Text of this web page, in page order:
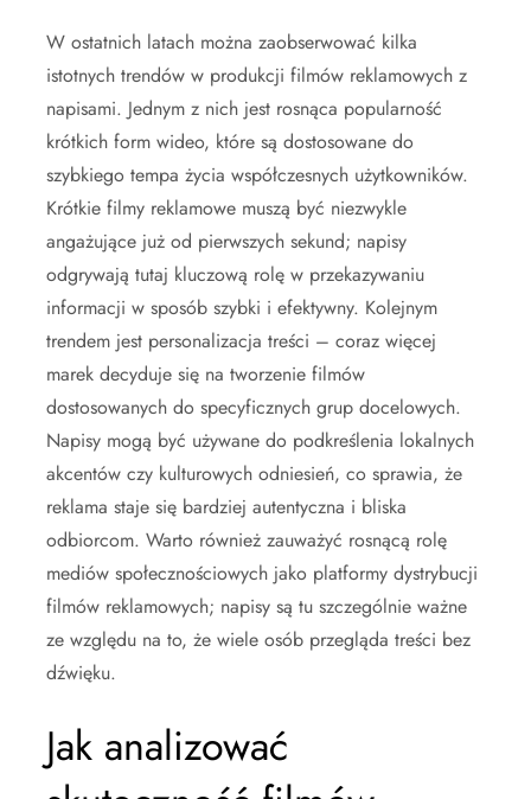
W ostatnich latach można zaobserwować kilka
istotnych trendów w produkcji filmów reklamowych z
napisami. Jednym z nich jest rosnąca popularność
krótkich form wideo, które są dostosowane do
szybkiego tempa życia współczesnych użytkowników.
Krótkie filmy reklamowe muszą być niezwykle
angażujące już od pierwszych sekund; napisy
odgrywają tutaj kluczową rolę w przekazywaniu
informacji w sposób szybki i efektywny. Kolejnym
trendem jest personalizacja treści – coraz więcej
marek decyduje się na tworzenie filmów
dostosowanych do specyficznych grup docelowych.
Napisy mogą być używane do podkreślenia lokalnych
akcentów czy kulturowych odniesień, co sprawia, że
reklama staje się bardziej autentyczna i bliska
odbiorcom. Warto również zauważyć rosnącą rolę
mediów społecznościowych jako platformy dystrybucji
filmów reklamowych; napisy są tu szczególnie ważne
ze względu na to, że wiele osób przegląda treści bez
dźwięku.
Jak analizować